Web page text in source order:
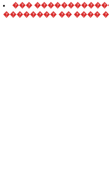
���
�������� �� ����